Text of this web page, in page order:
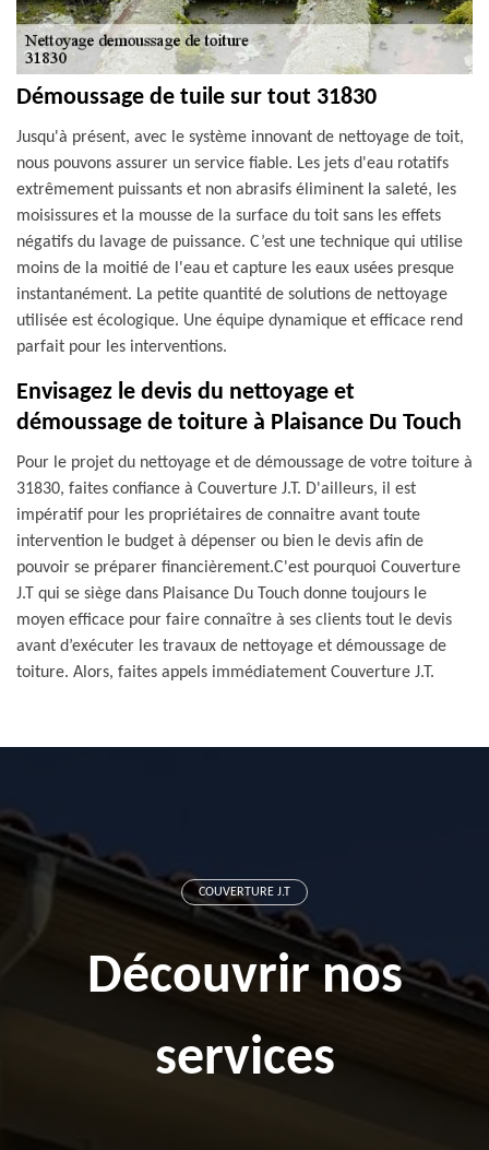
Démoussage de tuile sur tout 31830
Jusqu'à présent, avec le système innovant de nettoyage de toit,
nous pouvons assurer un service fiable. Les jets d'eau rotatifs
extrêmement puissants et non abrasifs éliminent la saleté, les
moisissures et la mousse de la surface du toit sans les effets
négatifs du lavage de puissance. C’est une technique qui utilise
moins de la moitié de l'eau et capture les eaux usées presque
instantanément. La petite quantité de solutions de nettoyage
utilisée est écologique. Une équipe dynamique et efficace rend
parfait pour les interventions.
Envisagez le devis du nettoyage et
démoussage de toiture à Plaisance Du Touch
Pour le projet du nettoyage et de démoussage de votre toiture à
31830, faites confiance à Couverture J.T. D'ailleurs, il est
impératif pour les propriétaires de connaitre avant toute
intervention le budget à dépenser ou bien le devis afin de
pouvoir se préparer financièrement.C'est pourquoi Couverture
J.T qui se siège dans Plaisance Du Touch donne toujours le
moyen efficace pour faire connaître à ses clients tout le devis
avant d’exécuter les travaux de nettoyage et démoussage de
toiture. Alors, faites appels immédiatement Couverture J.T.
COUVERTURE J.T
Découvrir nos
services